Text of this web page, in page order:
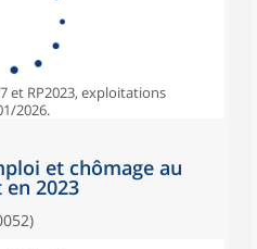
et RP2023, exploitations
2026.
et chômage au
2023